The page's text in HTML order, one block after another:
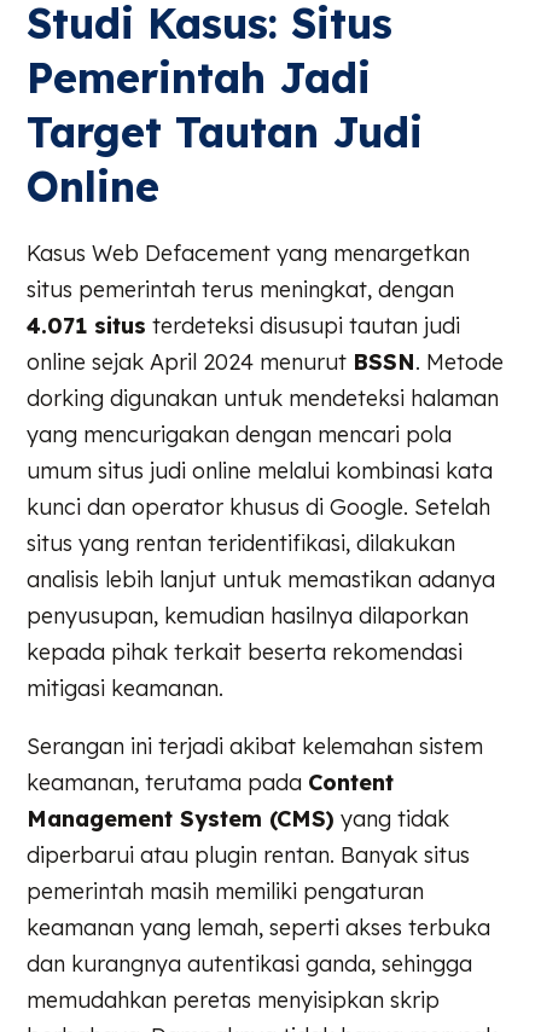
Studi Kasus: Situs
Pemerintah Jadi
Target Tautan Judi
Online
Kasus Web Defacement yang menargetkan
situs pemerintah terus meningkat, dengan
4.071 situs terdeteksi disusupi tautan judi
online sejak April 2024 menurut BSSN. Metode
dorking digunakan untuk mendeteksi halaman
yang mencurigakan dengan mencari pola
umum situs judi online melalui kombinasi kata
kunci dan operator khusus di Google. Setelah
situs yang rentan teridentifikasi, dilakukan
analisis lebih lanjut untuk memastikan adanya
penyusupan, kemudian hasilnya dilaporkan
kepada pihak terkait beserta rekomendasi
mitigasi keamanan.
Serangan ini terjadi akibat kelemahan sistem
keamanan, terutama pada Content
Management System (CMS) yang tidak
diperbarui atau plugin rentan. Banyak situs
pemerintah masih memiliki pengaturan
keamanan yang lemah, seperti akses terbuka
dan kurangnya autentikasi ganda, sehingga
memudahkan peretas menyisipkan skrip